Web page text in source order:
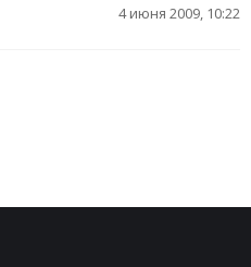
4 июня 2009, 10:22